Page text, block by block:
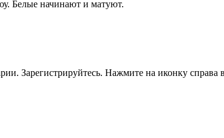
Белые начинают и матуют.
Зарегистрируйтесь. Нажмите на иконку справа